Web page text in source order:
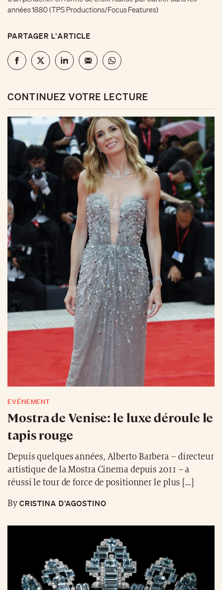
années 1880 (TPS Productions/Focus Features)
PARTAGER L'ARTICLE
CONTINUEZ VOTRE LECTURE
EVÉNEMENT
Mostra de Venise: le luxe déroule le
tapis rouge
Depuis quelques années, Alberto Barbera – directeur
artistique de la Mostra Cinema depuis 2011 – a
réussi le tour de force de positionner le plus […]
ByCRISTINA D’AGOSTINO